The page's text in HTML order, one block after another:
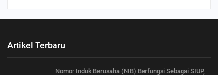
Artikel Terbaru
Nomor Induk Berusaha (NIB) Berfungsi Sebagai SIUP,